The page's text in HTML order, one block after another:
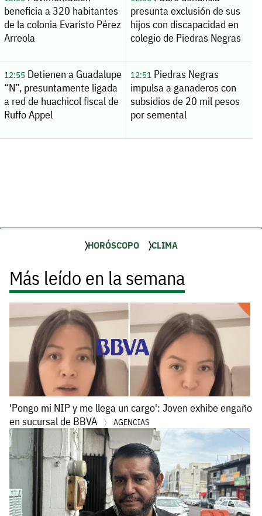
beneficia a 320 habitantes
de la colonia Evaristo Pérez
Arreola
presunta exclusión de sus
hijos con discapacidad en
colegio de Piedras Negras
12:55Detienen a Guadalupe
“N”, presuntamente ligada
a red de huachicol fiscal de
Ruffo Appel
12:51Piedras Negras
impulsa a ganaderos con
subsidios de 20 mil pesos
por semental
HORÓSCOPO CLIMA
Más leído en la semana
'Pongo mi NIP y me llega un cargo': Joven exhibe engaño
en sucursal de BBVA
AGENCIAS